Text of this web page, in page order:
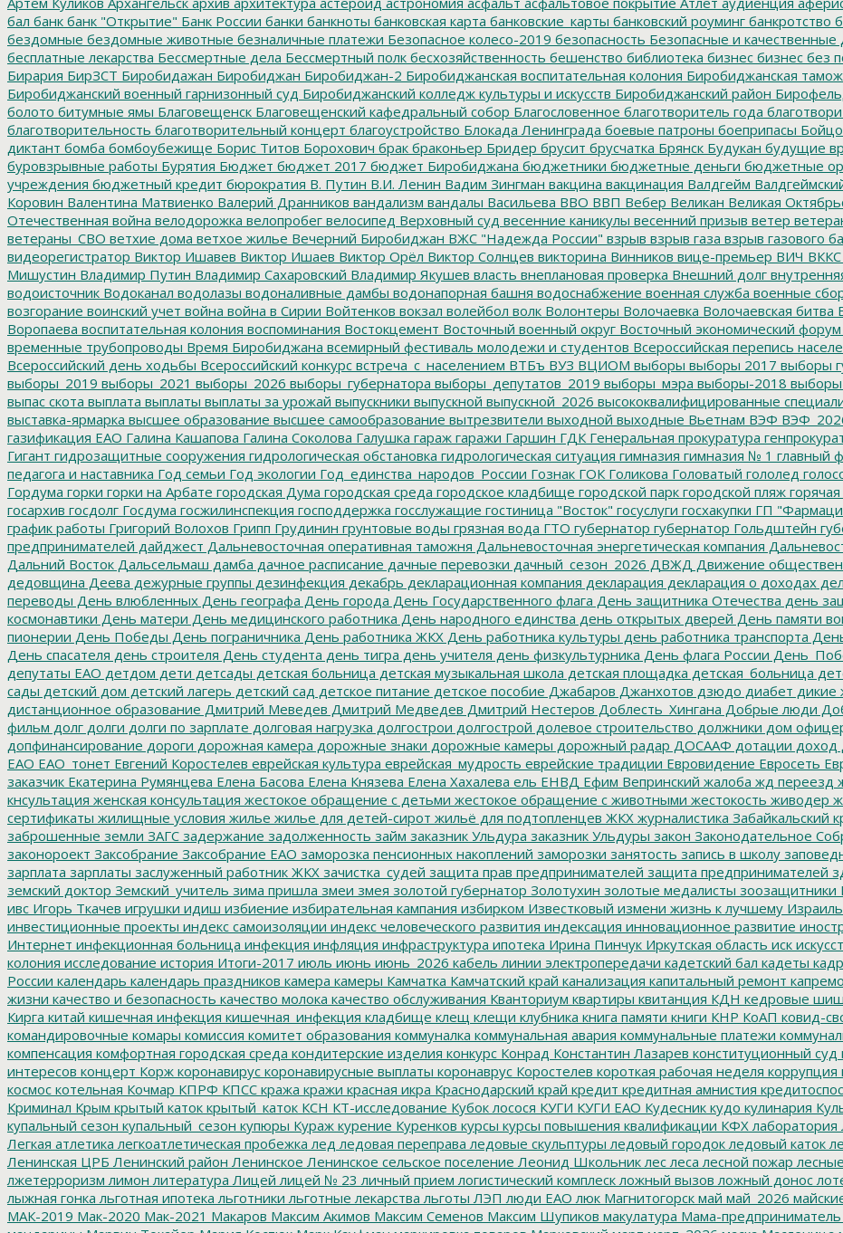
бал банк банк "Открытие" Банк России банки банкноты банковская карта банковские_карты банковский роуминг банкротство
бездомные бездомные животные безналичные платежи Безопасное колесо-2019 безопасность Безопасные и качественные
бесплатные лекарства Бессмертные дела Бессмертный полк бесхозяйственность бешенство библиотека бизнес бизнес без
Бирария БирЗСТ Биробидажан Биробиджан Биробиджан-2 Биробиджанская воспитательная колония Биробиджанская
Биробиджанский военный гарнизонный суд Биробиджанский колледж культуры и искусств Биробиджанский район
болото битумные ямы Благовещенск Благовещенский кафедральный собор Благословенное благотворитель года
благотворительность благотворительный концерт благоустройство Блокада Ленинграда боевые патроны боеприпасы
диктант бомба бомбоубежище Борис Титов Борохович брак браконьер Бридер брусит брусчатка Брянск Будукан будущие
буровзрывные работы Бурятия Бюджет бюджет 2017 бюджет Биробиджана бюджетники бюджетные деньги бюджетные
учреждения бюджетный кредит бюрократия В. Путин В.И. Ленин Вадим Зингман вакцина вакцинация Валдгейм
Коровин Валентина Матвиенко Валерий Дранников вандализм вандалы Васильева ВВО ВВП Вебер Великан Великая
Отечественная война велодорожка велопробег велосипед Верховный суд весенние каникулы весенний призыв ветер
ветераны_СВО ветхие дома ветхое жилье Вечерний Биробиджан ВЖС "Надежда России" взрыв взрыв газа взрыв газового
видеорегистратор Виктор Ишавев Виктор Ишаев Виктор Орёл Виктор Солнцев викторина Винников вице-премьер ВИЧ ВККС
Мишустин Владимир Путин Владимир Сахаровский Владимир Якушев власть внеплановая проверка Внешний долг
водоисточник Водоканал водолазы водоналивные дамбы водонапорная башня водоснабжение военная служба военные
возгорание воинский учет война война в Сирии Войтенков вокзал волейбол волк Волонтеры Волочаевка Волочаевская битва
Воропаева воспитательная колония воспоминания Востокцемент Восточный военный округ Восточный экономический форум
временные трубопроводы Время Биробиджана всемирный фестиваль молодежи и студентов Всероссийская перепись
Всероссийский день ходьбы Всероссийский конкурс встреча_с_населением ВТБъ ВУЗ ВЦИОМ выборы выборы 2017 выборы
выборы_2019 выборы_2021 выборы_2026 выборы_губернатора выборы_депутатов_2019 выборы_мэра выборы-2018
выпас скота выплата выплаты выплаты за урожай выпускники выпускной выпускной_2026 высококвалифицированные
выставка-ярмарка высшее образование высшее самообразование вытрезвители выходной выходные Вьетнам ВЭФ
газификация ЕАО Галина Кашапова Галина Соколова Галушка гараж гаражи Гаршин ГДК Генеральная прокуратура
Гигант гидрозащитные сооружения гидрологическая обстановка гидрологическая ситуация гимназия гимназия № 1 главный
педагога и наставника Год семьи Год экологии Год_единства_народов_России Гознак ГОК Голикова Головатый гололед
Гордума горки горки на Арбате городская Дума городская среда городское кладбище городской парк городской пляж
госархив госдолг Госдума госжилинспекция господдержка госслужащие гостиница "Восток" госуслуги госхакупки ГП
график работы Григорий Волохов Грипп Грудинин грунтовые воды грязная вода ГТО губернатор губернатор Гольдштейн
предпринимателей дайджест Дальневосточная оперативная таможня Дальневосточная энергетическая компания
Дальний Восток Дальсельмаш дамба дачное расписание дачные перевозки дачный_сезон_2026 ДВЖД Движение
дедовщина Деева дежурные группы дезинфекция декабрь декларационная компания декларация декларация о доходах
переводы День влюбленных День географа День города День Государственного флага День защитника Отечества день
космонавтики День матери День медицинского работника День народного единства день открытых дверей День памяти
пионерии День Победы День пограничника День работника ЖКХ День работника культуры день работника транспорта
День спасателя день строителя День студента день тигра день учителя день физкультурника День флага России
депутаты ЕАО детдом дети детсады детская больница детская музыкальная школа детская площадка детская_больница
сады детский дом детский лагерь детский сад детское питание детское пособие Джабаров Джанхотов дзюдо диабет дикие
дистанционное образование Дмитрий Меведев Дмитрий Медведев Дмитрий Нестеров Доблесть_Хингана Добрые люди
фильм долг долги долги по зарплате долговая нагрузка долгострои долгострой долевое строительство должники дом
допфинансирование дороги дорожная камера дорожные знаки дорожные камеры дорожный радар ДОСААФ дотации доход
ЕАО ЕАО_тонет Евгений Коростелев еврейская культура еврейская_мудрость еврейские традиции Евровидение Евросеть
заказчик Екатерина Румянцева Елена Басова Елена Князева Елена Хахалева ель ЕНВД Ефим Вепринский жалоба жд переезд
кнсультация женская консультация жестокое обращение с детьми жестокое обращение с животными жестокость живодер
сертификаты жилищные условия жилье жилье для детей-сирот жильё для подтопленцев ЖКХ журналистика Забайкальский
заброшенные земли ЗАГС задержание задолженность займ заказник Ульдура заказник Ульдуры закон Законодательное
законороект Заксобрание Заксобрание ЕАО заморозка пенсионных накоплений заморозки занятость запись в школу
зарплата зарплаты заслуженный работник ЖКХ зачистка_судей защита прав предпринимателей защита предпринимателей
земский доктор Земский_учитель зима пришла змеи змея золотой губернатор Золотухин золотые медалисты зоозащитники
ивс Игорь Ткачев игрушки идиш избиение избирательная кампания избирком Известковый измени жизнь к лучшему Израиль
инвестиционные проекты индекс самоизоляции индекс человеческого развития индексация инновационное развитие
Интернет инфекционная больница инфекция инфляция инфраструктура ипотека Ирина Пинчук Иркутская область иск
колония исследование история Итоги-2017 июль июнь июнь_2026 кабель линии электропередачи кадетский бал кадеты
России календарь календарь праздников камера камеры Камчатка Камчатский край канализация капитальный ремонт
жизни качество и безопасность качество молока качество обслуживания Кванториум квартиры квитанция КДН кедровые
Кирга китай кишечная инфекция кишечная_инфекция кладбище клещ клещи клубника книга памяти книги КНР КоАП ковид-
командировочные комары комиссия комитет образования коммуналка коммунальная авария коммунальные платежи
компенсация комфортная городская среда кондитерские изделия конкурс Конрад Константин Лазарев конституционный суд
интересов концерт Корж коронавирус коронавирусные выплаты коронаврус Коростелев короткая рабочая неделя коррупция
космос котельная Кочмар КПРФ КПСС кража кражи красная икра Краснодарский край кредит кредитная амнистия
Криминал Крым крытый каток крытый_каток КСН КТ-исследование Кубок лосося КУГИ КУГИ ЕАО Кудесник кудо кулинария
купальный сезон купальный_сезон купюры Кураж курение Куренков курсы курсы повышения квалификации КФХ лаборатория
Легкая атлетика легкоатлетическая пробежка лед ледовая переправа ледовые скульптуры ледовый городок ледовый каток
Ленинская ЦРБ Ленинский район Ленинское Ленинское сельское поселение Леонид Школьник лес леса лесной пожар
лжетерроризм лимон литература Лицей лицей № 23 личный прием логистический комплеск ложный вызов ложный донос
лыжная гонка льготная ипотека льготники льготные лекарства льготы ЛЭП люди ЕАО люк Магнитогорск май май_2026
МАК-2019 Мак-2020 Мак-2021 Макаров Максим Акимов Максим Семенов Максим Шупиков макулатура Мама-предприниматель